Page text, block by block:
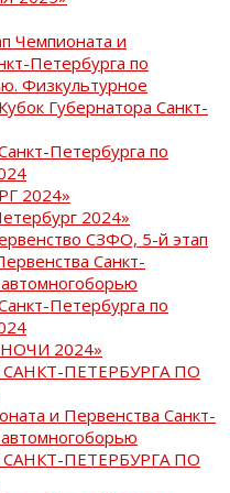
Чемпионата и
Петербурга по
Физкультурное
Губернатора Санкт-
Петербурга по
2024»
2024»
СЗФО, 5-й этап
Санкт-
Петербурга по
2024»
САНКТ-ПЕТЕРБУРГА ПО
и Первенства Санкт-
САНКТ-ПЕТЕРБУРГА ПО